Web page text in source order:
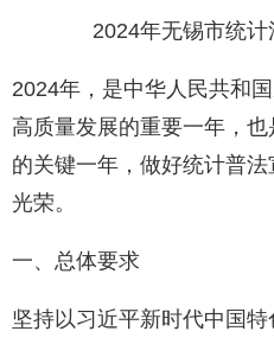
2024年无锡市统
2024年，是中华人民共和
高质量发展的重要一年，
的关键一年，做好统计普
光荣。
一、总体要求
坚持以习近平新时代中国特